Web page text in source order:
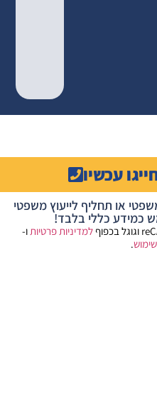
עכשיו
או תחליף לייעוץ משפטי
כללי בלבד!
למדיניות פרטיותו-
.